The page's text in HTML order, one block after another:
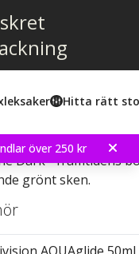
Hitta rätt
över 250 kr
röster:
3
Glow in the
Dark - framtidens
grönt sken.